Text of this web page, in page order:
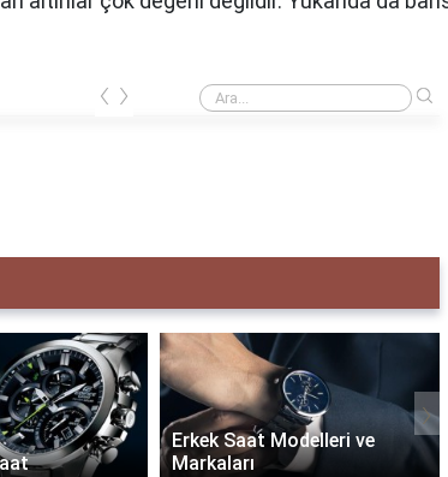
Creative taş ne demek?
‹ ›
Erkek Saat Modelleri ve
Markaları
›